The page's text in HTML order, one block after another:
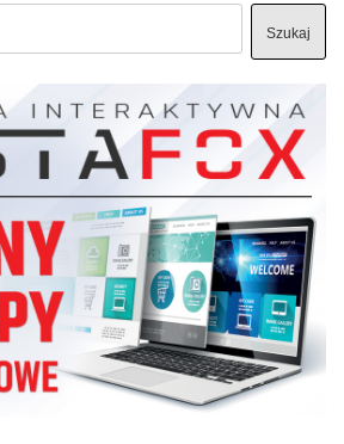
Szukaj